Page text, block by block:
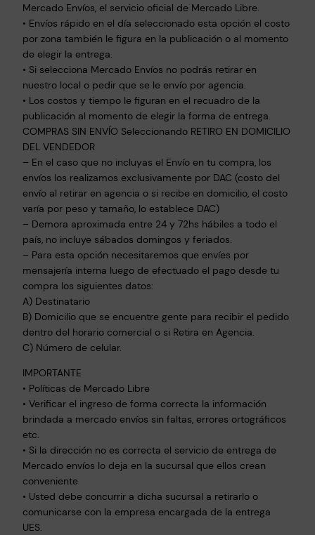
L
a
v
a
l
s
c
a
n
t
i
d
a
Mercado Envíos, el servicio oficial de Mercado Libre.
• Envíos rápido en el día seleccionado esta opción el costo
por zona también le figura en la publicación o al momento
de elegir la entrega.
• Si selecciona Mercado Envíos no podrás retirar en
nuestro local o pedir que se le envío por agencia.
• Los costos y tiempo le figuran en el recuadro de la
publicación al momento de elegir la forma de entrega.
COMPRAS SIN ENVÍO Seleccionando RETIRO EN DOMICILIO
DEL VENDEDOR
– En el caso que no incluyas el Envío en tu compra, los
envíos los realizamos exclusivamente por DAC (costo del
envío al retirar en agencia o si recibe en domicilio, el costo
varía por peso y tamaño, lo establece DAC)
– Demora aproximada entre 24 y 72hs hábiles a todo el
país, no incluye sábados domingos y feriados.
– Para esta opción necesitaremos que envíes por
mensajería interna luego de efectuado el pago desde tu
compra los siguientes datos:
A) Destinatario
B) Domicilio que se encuentre gente para recibir el pedido
dentro del horario comercial o si Retira en Agencia.
C) Número de celular.
IMPORTANTE
• Políticas de Mercado Libre
• Verificar el ingreso de forma correcta la información
brindada a mercado envíos sin faltas, errores ortográficos
etc.
• Si la dirección no es correcta el servicio de entrega de
Mercado envíos lo deja en la sucursal que ellos crean
conveniente
• Usted debe concurrir a dicha sucursal a retirarlo o
comunicarse con la empresa encargada de la entrega
UES.